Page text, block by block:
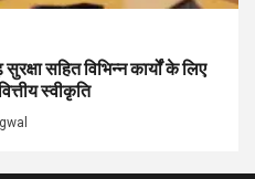
सहित विभिन्न कार्यों के लिए
स्वीकृति